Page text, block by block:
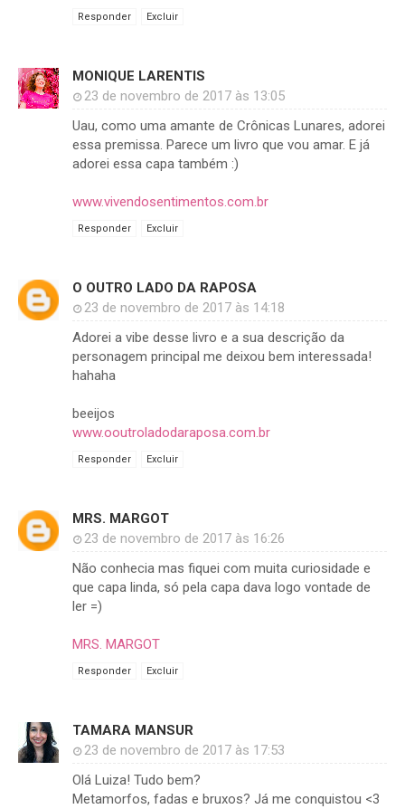
Responder Excluir
MONIQUE LARENTIS
23 de novembro de 2017 às 13:05
Uau, como uma amante de Crônicas Lunares, adorei
essa premissa. Parece um livro que vou amar. E já
adorei essa capa também :)
www.vivendosentimentos.com.br
Responder Excluir
O OUTRO LADO DA RAPOSA
23 de novembro de 2017 às 14:18
Adorei a vibe desse livro e a sua descrição da
personagem principal me deixou bem interessada!
hahaha
beeijos
www.ooutroladodaraposa.com.br
Responder Excluir
MRS. MARGOT
23 de novembro de 2017 às 16:26
Não conhecia mas fiquei com muita curiosidade e
que capa linda, só pela capa dava logo vontade de
ler =)
MRS. MARGOT
Responder Excluir
TAMARA MANSUR
23 de novembro de 2017 às 17:53
Olá Luiza! Tudo bem?
Metamorfos, fadas e bruxos? Já me conquistou <3